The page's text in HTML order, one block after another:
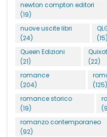
newton compton editori
(19)
nuove uscite libri
(24)
(15)
Queen Edizioni
(21)
(22)
romance
(204)
(125)
romance storico
(19)
romanzo contemporaneo
(92)